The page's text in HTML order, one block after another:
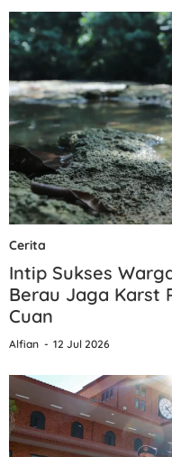
Cerita
Intip Sukses
Berau Jaga Karst
Cuan
Alfian 12 Jul 2026